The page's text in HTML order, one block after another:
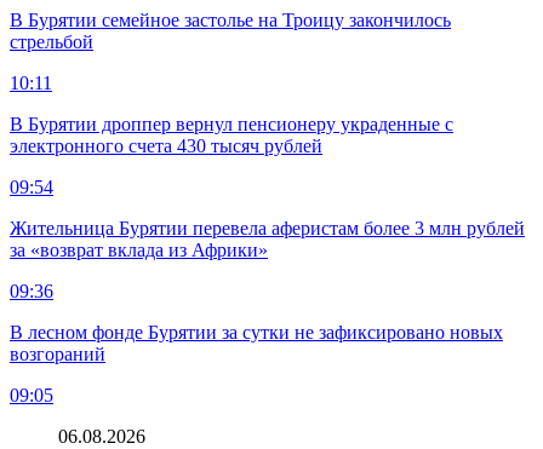
В Бурятии семейное застолье на Троицу закончилось
стрельбой
10:11
В Бурятии дроппер вернул пенсионеру украденные с
электронного счета 430 тысяч рублей
09:54
Жительница Бурятии перевела аферистам более 3 млн рублей
за «возврат вклада из Африки»
09:36
В лесном фонде Бурятии за сутки не зафиксировано новых
возгораний
09:05
06.08.2026